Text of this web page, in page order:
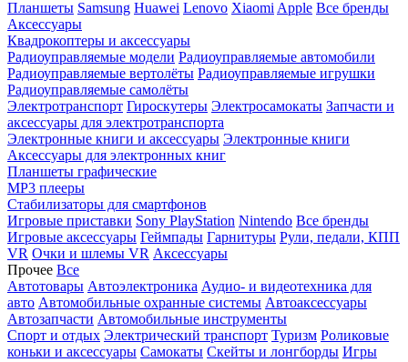
Планшеты Samsung Huawei Lenovo Xiaomi Apple Все бренды
Аксессуары
Квадрокоптеры и аксессуары
Радиоуправляемые модели Радиоуправляемые автомобили
Радиоуправляемые вертолёты Радиоуправляемые игрушки
Радиоуправляемые самолёты
Электротранспорт Гироскутеры Электросамокаты Запчасти и
аксессуары для электротранспорта
Электронные книги и аксессуары Электронные книги
Аксессуары для электронных книг
Планшеты графические
MP3 плееры
Стабилизаторы для смартфонов
Игровые приставки Sony PlayStation Nintendo Все бренды
Игровые аксессуары Геймпады Гарнитуры Рули, педали, КПП
VR Очки и шлемы VR Аксессуары
Прочее Все
Автотовары Автоэлектроника Аудио- и видеотехника для
авто Автомобильные охранные системы Автоаксессуары
Автозапчасти Автомобильные инструменты
Спорт и отдых Электрический транспорт Туризм Роликовые
коньки и аксессуары Самокаты Скейты и лонгборды Игры